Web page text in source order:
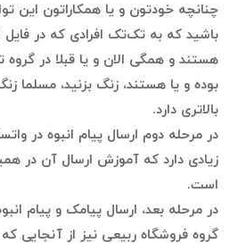
چنانچه خودتون و یا همکاراتون این
باشید که به تک‌تک افرادی که در
هستند و همگی الان و یا قبلا در گروه
بوده و یا هستند، زنگ بزنید، مسلما
بالاتری دارد.
در مرحله دوم ارسال پیام انبوه در
زیادی دارد که آموزش ارسال آن در
است.
در مرحله بعد، ارسال پیامک و پیام
گروه فروشگاه ربیعی نیز از آنجایی